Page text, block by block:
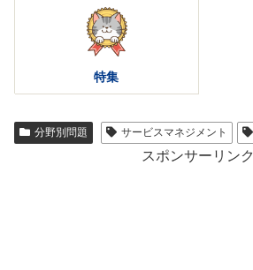
特集
分野別問題 サービスマネジメント
スポンサーリンク